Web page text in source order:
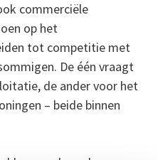
commerciële
op het
tot competitie met
De één vraagt
de ander voor het
– beide binnen